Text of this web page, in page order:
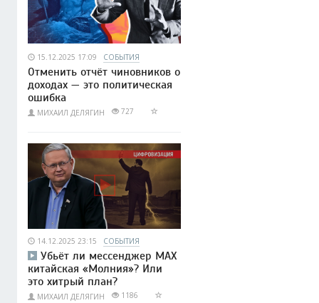
15.12.2025 17:09 СОБЫТИЯ
Отменить отчёт чиновников о
доходах — это политическая
ошибка
МИХАИЛ ДЕЛЯГИН 727
14.12.2025 23:15 СОБЫТИЯ
Убьёт ли мессенджер МАХ
китайская «Молния»? Или
это хитрый план?
МИХАИЛ ДЕЛЯГИН 1186